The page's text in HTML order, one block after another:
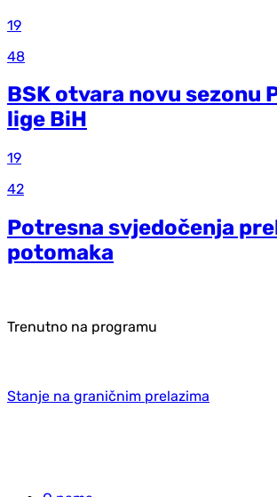
19
48
BSK otvara novu sezonu
lige BiH
19
42
Potresna svjedočenja
potomaka
Trenutno na programu
Stanje na graničnim prelazima